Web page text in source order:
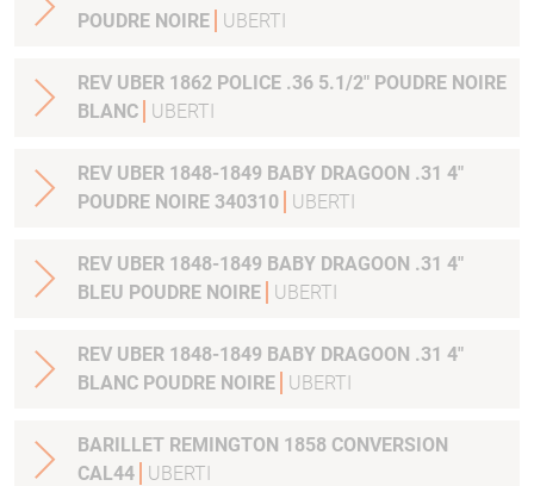
POUDRE NOIRE
UBERTI
REV UBER 1862 POLICE .36 5.1/2" POUDRE NOIRE
BLANC
UBERTI
REV UBER 1848-1849 BABY DRAGOON .31 4"
POUDRE NOIRE 340310
UBERTI
REV UBER 1848-1849 BABY DRAGOON .31 4"
BLEU POUDRE NOIRE
UBERTI
REV UBER 1848-1849 BABY DRAGOON .31 4"
BLANC POUDRE NOIRE
UBERTI
BARILLET REMINGTON 1858 CONVERSION
CAL44
UBERTI